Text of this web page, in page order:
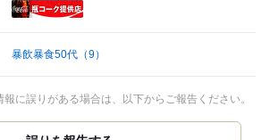
暴飲暴食50代 （9）
に誤りがある場合は、以下からご報告ください。